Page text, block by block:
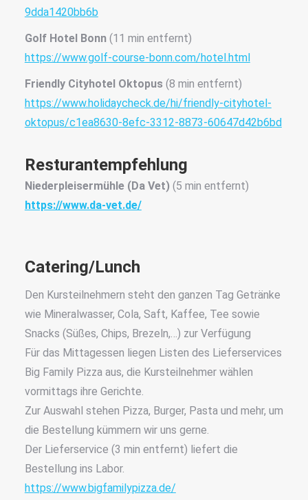
9dda1420bb6b
Golf Hotel Bonn(11 min entfernt)
https://www.golf-course-bonn.com/hotel.html
Friendly Cityhotel Oktopus (8 min entfernt)
https://www.holidaycheck.de/hi/friendly-cityhotel-
oktopus/c1ea8630-8efc-3312-8873-60647d42b6bd
Resturantempfehlung
Niederpleisermühle (Da Vet) (5 min entfernt)
https://www.da-vet.de/
Catering/Lunch
Den Kursteilnehmern steht den ganzen Tag Getränke
wie Mineralwasser, Cola, Saft, Kaffee, Tee sowie
Snacks (Süßes, Chips, Brezeln,…) zur Verfügung
Für das Mittagessen liegen Listen des Lieferservices
Big Family Pizza aus, die Kursteilnehmer wählen
vormittags ihre Gerichte.
Zur Auswahl stehen Pizza, Burger, Pasta und mehr, um
die Bestellung kümmern wir uns gerne.
Der Lieferservice (3 min entfernt) liefert die
Bestellung ins Labor.
https://www.bigfamilypizza.de/